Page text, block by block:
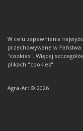
W celu zapewnienia
przechowywane w
"cookies". Więcej
plikach "cookies".
Agra-Art © 2026